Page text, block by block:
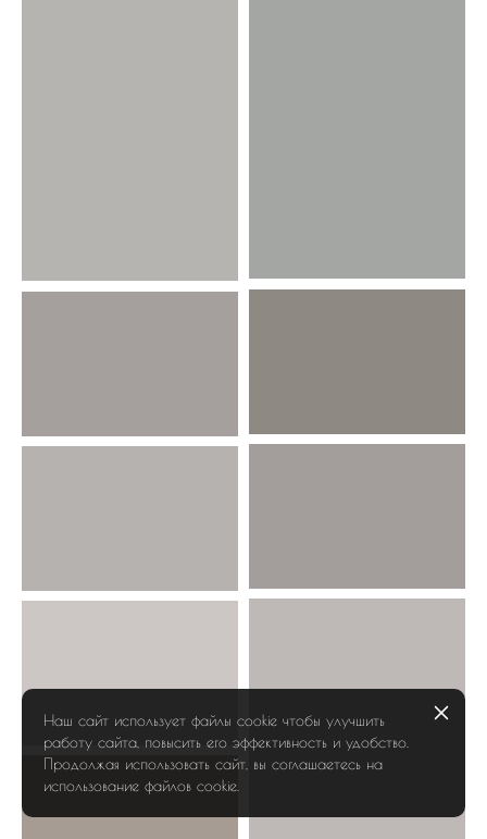
Наш сайт использует файлы cookie чтобы улучшить
работу сайта, повысить его эффективность и удобство.
Продолжая использовать сайт, вы соглашаетесь на
использование файлов cookie.